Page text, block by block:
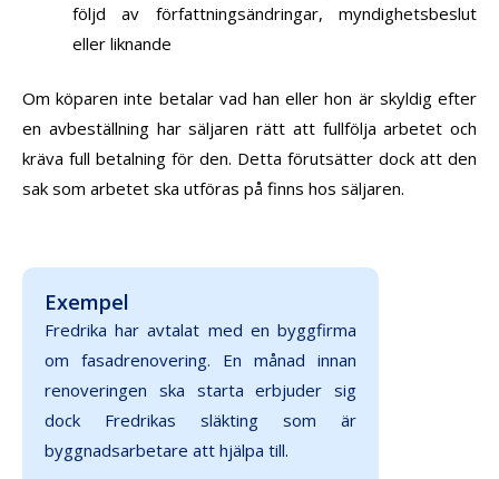
följd av författningsändringar, myndighetsbeslut
eller liknande
Om köparen inte betalar vad han eller hon är skyldig efter
en avbeställning har säljaren rätt att fullfölja arbetet och
kräva full betalning för den. Detta förutsätter dock att den
sak som arbetet ska utföras på finns hos säljaren.
Exempel
Fredrika har avtalat med en byggfirma
om fasadrenovering. En månad innan
renoveringen ska starta erbjuder sig
dock Fredrikas släkting som är
byggnadsarbetare att hjälpa till.